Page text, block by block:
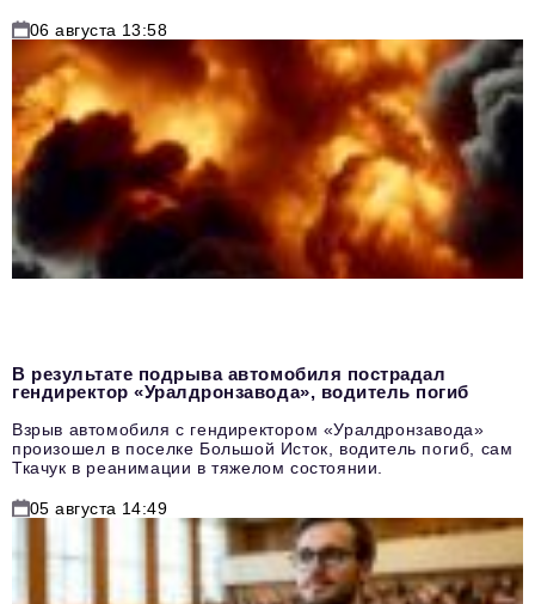
06 августа 13:58
В результате подрыва автомобиля пострадал
гендиректор «Уралдронзавода», водитель погиб
Взрыв автомобиля с гендиректором «Уралдронзавода»
произошел в поселке Большой Исток, водитель погиб, сам
Ткачук в реанимации в тяжелом состоянии.
05 августа 14:49